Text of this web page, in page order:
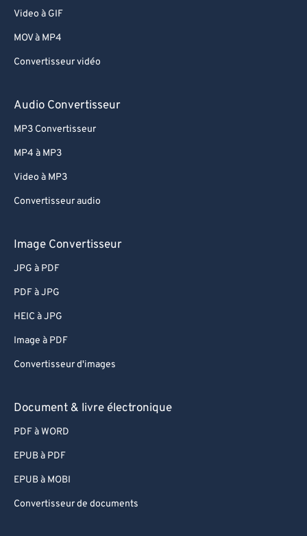
Video à GIF
MOV à MP4
Convertisseur vidéo
Audio Convertisseur
MP3 Convertisseur
MP4 à MP3
Video à MP3
Convertisseur audio
Image Convertisseur
JPG à PDF
PDF à JPG
HEIC à JPG
Image à PDF
Convertisseur d'images
Document & livre électronique
PDF à WORD
EPUB à PDF
EPUB à MOBI
Convertisseur de documents